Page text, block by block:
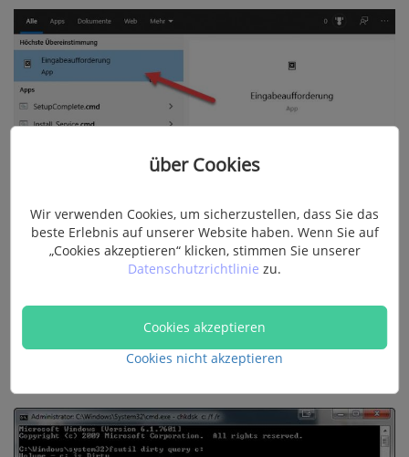
Schritt 2.
„chkdsk c: /f“
ein. Der Buchstabe „c“ steht hierbei für
die Festplatte, auf der der CRC-Fehler aufgetreten ist.
über Cookies
Wir verwenden Cookies, um sicherzustellen, dass Sie das
beste Erlebnis auf unserer Website haben. Wenn Sie auf
„Cookies akzeptieren“ klicken, stimmen Sie unserer
Datenschutzrichtlinie zu.
Cookies akzeptieren
Cookies nicht akzeptieren